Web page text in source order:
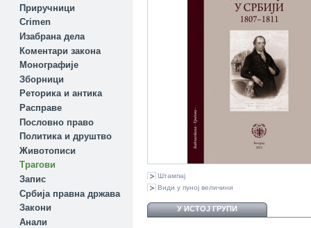
Приручници
Crimen
Изабрана дела
Коментари закона
Монографије
Зборници
Реторика и антика
Расправе
Пословно право
Политика и друштво
Животописи
Трагови
Запис
Србија правна држава
Закони
Aнали
Штампај
Види у пуној величини
У ИСТОЈ ГРУПИ